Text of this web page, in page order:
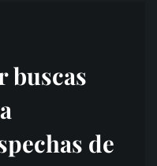
buscas
de